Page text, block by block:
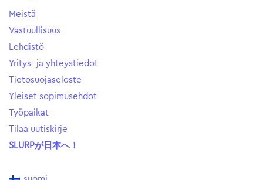
Meistä
Vastuullisuus
Lehdistö
Yritys- ja yhteystiedot
Tietosuojaseloste
Yleiset sopimusehdot
Työpaikat
Tilaa uutiskirje
SLURPが日本へ！